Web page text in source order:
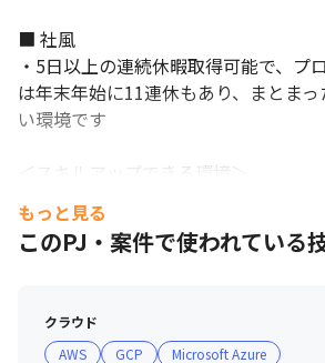
■ 社風
・5日以上の連続休暇取得可能で、プ
は年末年始に11連休もあり、まとま
い環境です
＜スキルアップできる環境＞
経済産業省認定の情報処理資格試験や
試験に合格した社員に対して、下記の
しています。
・基本情報技術者/5万円
もっと見る
このPJ・案件で使われている
クラウド
AWS
GCP Microsoft Azure